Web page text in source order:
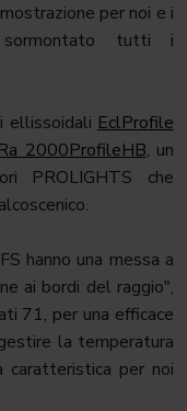
per noi e i
sormontato tutti i
ellissoidali EclProfile
Ra 2000ProfileHB, un
PROLIGHTS che
hanno una messa a
ai bordi del raggio",
71, per una efficace
la temperatura
per noi